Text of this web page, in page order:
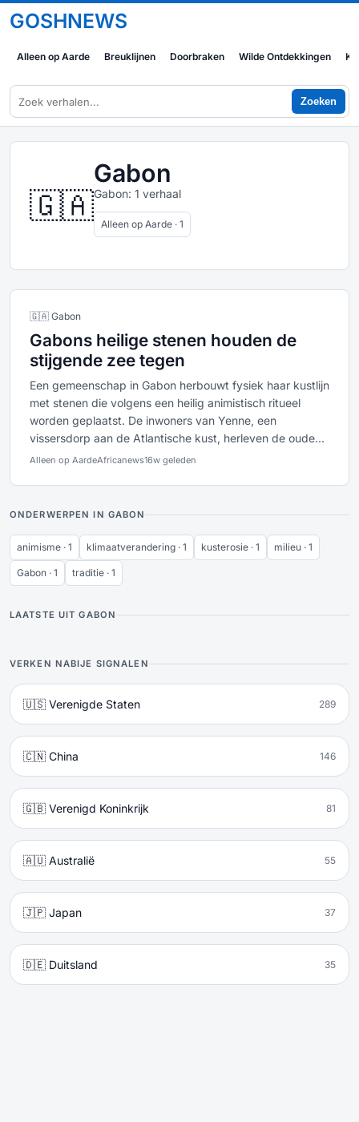
GOSHNEWS
Alleen op Aarde Breuklijnen Doorbraken Wilde Ontdekkingen
Zoeken
🇬🇦
Gabon
Gabon: 1 verhaal
Alleen op Aarde · 1
🇬🇦 Gabon
Gabons heilige stenen houden de
stijgende zee tegen
Een gemeenschap in Gabon herbouwt fysiek haar kustlijn
met stenen die volgens een heilig animistisch ritueel
worden geplaatst. De inwoners van Yenne, een
vissersdorp aan de Atlantische kust, herleven de oude...
Alleen op AardeAfricanews16w geleden
ONDERWERPEN IN GABON
animisme · 1 klimaatverandering · 1 kusterosie · 1 milieu · 1
Gabon · 1 traditie · 1
LAATSTE UIT GABON
VERKEN NABIJE SIGNALEN
🇺🇸 Verenigde Staten 289
🇨🇳 China 146
🇬🇧 Verenigd Koninkrijk 81
🇦🇺 Australië 55
🇯🇵 Japan 37
🇩🇪 Duitsland 35